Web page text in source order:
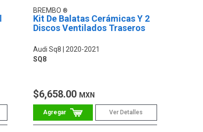
BREMBO
Kit De Balatas Cerámicas Y 2
Discos Ventilados Traseros
Audi Sq8
2020-2021
SQ8
$6,658.00 MXN
Ver Detalles